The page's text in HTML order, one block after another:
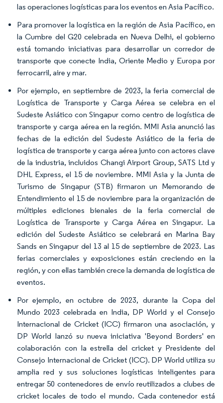
las operaciones logísticas para los eventos en Asia Pacífico.
Para promover la logística en la región de Asia Pacífico, en
la Cumbre del G20 celebrada en Nueva Delhi, el gobierno
está tomando iniciativas para desarrollar un corredor de
transporte que conecte India, Oriente Medio y Europa por
ferrocarril, aire y mar.
Por ejemplo, en septiembre de 2023, la feria comercial de
Logística de Transporte y Carga Aérea se celebra en el
Sudeste Asiático con Singapur como centro de logística de
transporte y carga aérea en la región. MMI Asia anunció las
fechas de la edición del Sudeste Asiático de la feria de
logística de transporte y carga aérea junto con actores clave
de la industria, incluidos Changi Airport Group, SATS Ltd y
DHL Express, el 15 de noviembre. MMI Asia y la Junta de
Turismo de Singapur (STB) firmaron un Memorando de
Entendimiento el 15 de noviembre para la organización de
múltiples ediciones bienales de la feria comercial de
Logística de Transporte y Carga Aérea en Singapur. La
edición del Sudeste Asiático se celebrará en Marina Bay
Sands en Singapur del 13 al 15 de septiembre de 2023. Las
ferias comerciales y exposiciones están creciendo en la
región, y con ellas también crece la demanda de logística de
eventos.
Por ejemplo, en octubre de 2023, durante la Copa del
Mundo 2023 celebrada en India, DP World y el Consejo
Internacional de Cricket (ICC) firmaron una asociación, y
DP World lanzó su nueva iniciativa 'Beyond Borders' en
colaboración con la estrella del cricket y Presidente del
Consejo Internacional de Cricket (ICC). DP World utiliza su
amplia red y sus soluciones logísticas inteligentes para
entregar 50 contenedores de envío reutilizados a clubes de
cricket locales de todo el mundo. Cada contenedor está